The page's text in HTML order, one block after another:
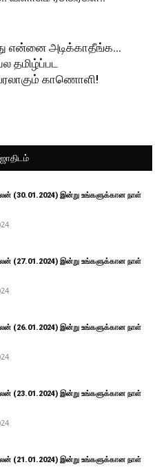
என்னை அடிக்காதீங்க…
தமிழ்ப்பட
காணொளி!
(30.01.2024) இன்று உங்களுக்கான நாள்
(27.01.2024) இன்று உங்களுக்கான நாள்
(26.01.2024) இன்று உங்களுக்கான நாள்
(23.01.2024) இன்று உங்களுக்கான நாள்
(21.01.2024) இன்று உங்களுக்கான நாள்